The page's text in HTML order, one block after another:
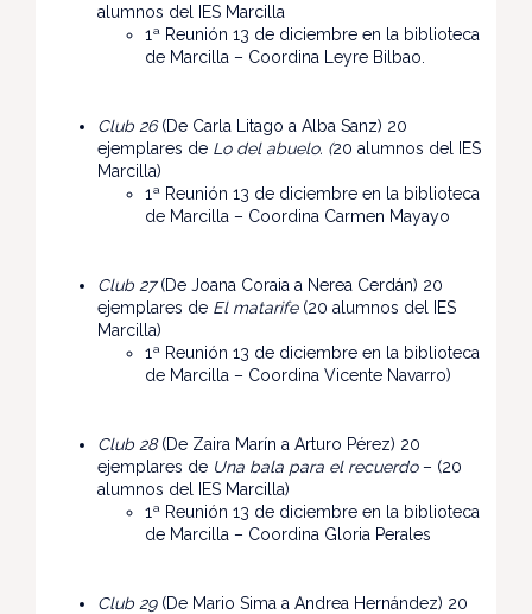
alumnos del IES Marcilla
1ª Reunión 13 de diciembre en la biblioteca
de Marcilla – Coordina Leyre Bilbao.
Club 26(De Carla Litago a Alba Sanz) 20
ejemplares de Lo del abuelo. (20 alumnos del IES
Marcilla)
1ª Reunión 13 de diciembre en la biblioteca
de Marcilla – Coordina Carmen Mayayo
Club 27(De Joana Coraia a Nerea Cerdán) 20
ejemplares de El matarife(20 alumnos del IES
Marcilla)
1ª Reunión 13 de diciembre en la biblioteca
de Marcilla – Coordina Vicente Navarro)
Club 28(De Zaira Marín a Arturo Pérez) 20
ejemplares de Una bala para el recuerdo– (20
alumnos del IES Marcilla)
1ª Reunión 13 de diciembre en la biblioteca
de Marcilla – Coordina Gloria Perales
Club 29(De Mario Sima a Andrea Hernández) 20